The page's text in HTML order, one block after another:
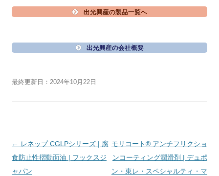
出光興産の製品一覧へ
出光興産の会社概要
最終更新日：2024年10月22日
投
稿
ナ
← レネップ CGLPシリーズ | 腐
食防止性摺動面油 | フックスジ
ャパン
モリコート® アンチフリクショ
ンコーティング潤滑剤 | デュポ
ン・東レ・スペシャルティ・マ